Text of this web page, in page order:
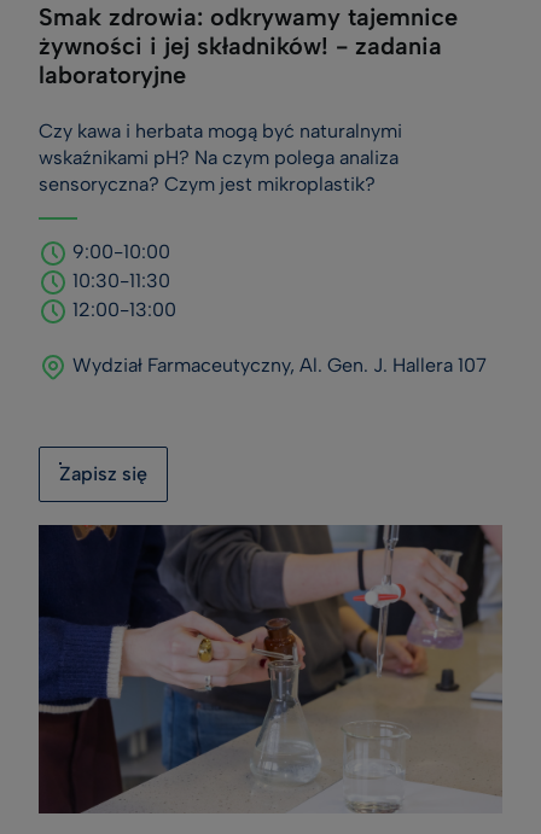
Smak zdrowia: odkrywamy tajemnice
żywności i jej składników! - zadania
laboratoryjne
Czy kawa i herbata mogą być naturalnymi
wskaźnikami pH? Na czym polega analiza
sensoryczna? Czym jest mikroplastik?
9:00-10:00
10:30-11:30
12:00-13:00
Wydział Farmaceutyczny, Al. Gen. J. Hallera 107
Zapisz się